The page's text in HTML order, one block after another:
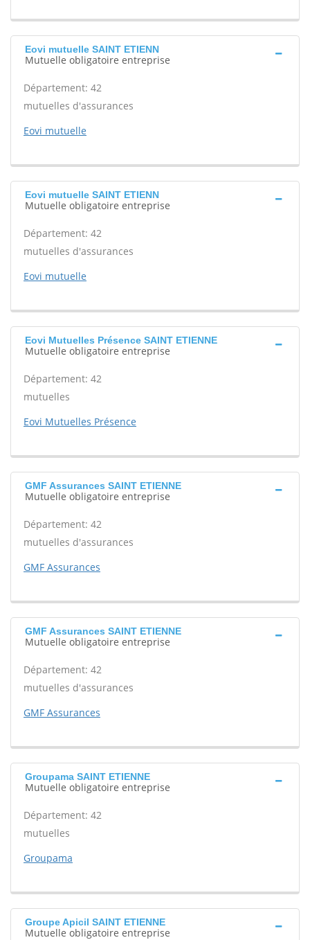
Eovi mutuelle SAINT ETIENN
Mutuelle obligatoire entreprise
Département: 42
mutuelles d'assurances
Eovi mutuelle
Eovi mutuelle SAINT ETIENN
Mutuelle obligatoire entreprise
Département: 42
mutuelles d'assurances
Eovi mutuelle
Eovi Mutuelles Présence SAINT ETIENNE
Mutuelle obligatoire entreprise
Département: 42
mutuelles
Eovi Mutuelles Présence
GMF Assurances SAINT ETIENNE
Mutuelle obligatoire entreprise
Département: 42
mutuelles d'assurances
GMF Assurances
GMF Assurances SAINT ETIENNE
Mutuelle obligatoire entreprise
Département: 42
mutuelles d'assurances
GMF Assurances
Groupama SAINT ETIENNE
Mutuelle obligatoire entreprise
Département: 42
mutuelles
Groupama
Groupe Apicil SAINT ETIENNE
Mutuelle obligatoire entreprise